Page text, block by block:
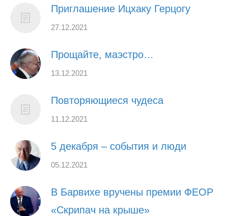
Приглашение Ицхаку Герцогу
27.12.2021
Прощайте, маэстро…
13.12.2021
Повторяющиеся чудеса
11.12.2021
5 декабря – события и люди
05.12.2021
В Барвихе вручены премии ФЕОР
«Скрипач на крыше»